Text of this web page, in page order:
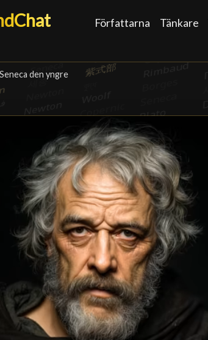
Författarna Tänkare
Seneca den yngre